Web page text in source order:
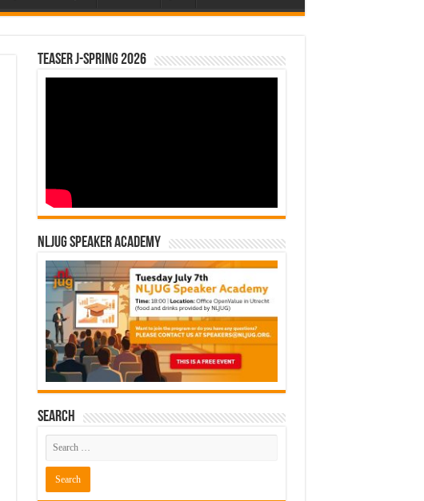
Teaser J-Spring 2026
NLJUG Speaker Academy
Search